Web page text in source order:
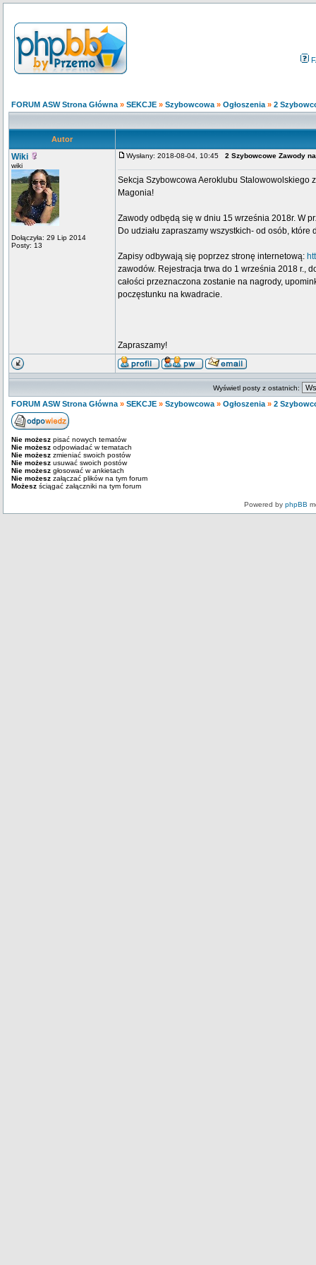
FORUM ASW Strona Główna » SEKCJE » Szybowcowa » Ogłoszenia » 2
Autor
Wiki
wiki
Dołączyła: 29 Lip 2014
Posty: 13
Wysłany: 2018-08-04, 10:45 2 Szybowcowe Zawody
Sekcja Szybowcowa Aeroklubu Stalowowolskiego
Magonia!
Zawody odbędą się w dniu 15 września 2018r. W
Do udziału zapraszamy wszystkich- od osób,
Zapisy odbywają się poprzez stronę internetową:
zawodów. Rejestracja trwa do 1 września 2018 r.,
całości przeznaczona zostanie na nagrody,
poczęstunku na kwadracie.
Zapraszamy!
Wyświetl posty z ostatnich:
FORUM ASW Strona Główna » SEKCJE » Szybowcowa » Ogłoszenia » 2
Nie możesz pisać nowych tematów
Nie możesz odpowiadać w tematach
Nie możesz zmieniać swoich postów
Nie możesz usuwać swoich postów
Nie możesz głosować w ankietach
Nie możesz załączać plików na tym forum
Możesz ściągać załączniki na tym forum
Powered by phpBB